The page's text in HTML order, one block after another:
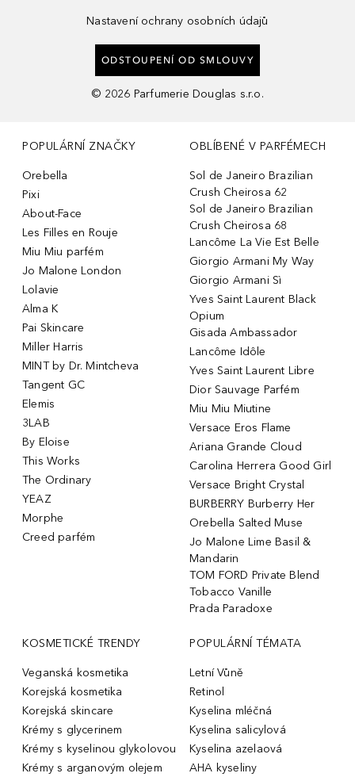
Nastavení ochrany osobních údajů
ODSTOUPENÍ OD SMLOUVY
© 2026 Parfumerie Douglas s.r.o.
POPULÁRNÍ ZNAČKY
Orebella
Pixi
About-Face
Les Filles en Rouje
Miu Miu parfém
Jo Malone London
Lolavie
Alma K
Pai Skincare
Miller Harris
MINT by Dr. Mintcheva
Tangent GC
Elemis
3LAB
By Eloise
This Works
The Ordinary
YEAZ
Morphe
Creed parfém
OBLÍBENÉ V PARFÉMECH
Sol de Janeiro Brazilian
Crush Cheirosa 62
Sol de Janeiro Brazilian
Crush Cheirosa 68
Lancôme La Vie Est Belle
Giorgio Armani My Way
Giorgio Armani Sì
Yves Saint Laurent Black
Opium
Gisada Ambassador
Lancôme Idôle
Yves Saint Laurent Libre
Dior Sauvage Parfém
Miu Miu Miutine
Versace Eros Flame
Ariana Grande Cloud
Carolina Herrera Good Girl
Versace Bright Crystal
BURBERRY Burberry Her
Orebella Salted Muse
Jo Malone Lime Basil &
Mandarin
TOM FORD Private Blend
Tobacco Vanille
Prada Paradoxe
KOSMETICKÉ TRENDY
Veganská kosmetika
Korejská kosmetika
Korejská skincare
Krémy s glycerinem
Krémy s kyselinou glykolovou
Krémy s arganovým olejem
POPULÁRNÍ TÉMATA
Letní Vůně
Retinol
Kyselina mléčná
Kyselina salicylová
Kyselina azelaová
AHA kyseliny